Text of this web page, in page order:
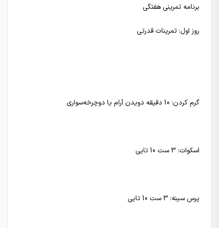
برنامه تمرینی هفتگی
روز اول: تمرینات قدرتی
گرم کردن: 10 دقیقه دویدن آرام یا دوچرخه‌سواری
اسکوات: 3 ست 10 تایی
پرس سینه: 3 ست 10 تایی